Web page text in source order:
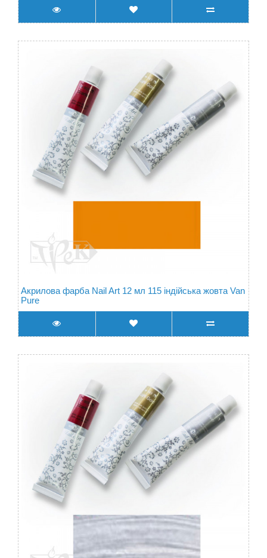
Акрилова фарба Nail Art 12 мл 115 індійська жовта Van
Pure